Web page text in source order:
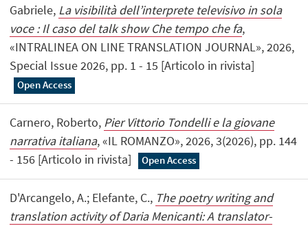
Gabriele, La visibilità dell’interprete televisivo in sola
voce : Il caso del talk show Che tempo che fa,
«INTRALINEA ON LINE TRANSLATION JOURNAL», 2026,
Special Issue 2026, pp. 1 - 15 [Articolo in rivista]
Open Access
Carnero, Roberto, Pier Vittorio Tondelli e la giovane
narrativa italiana, «IL ROMANZO», 2026, 3(2026), pp. 144
- 156 [Articolo in rivista]
Open Access
D'Arcangelo, A.; Elefante, C., The poetry writing and
translation activity of Daria Menicanti: A translator-